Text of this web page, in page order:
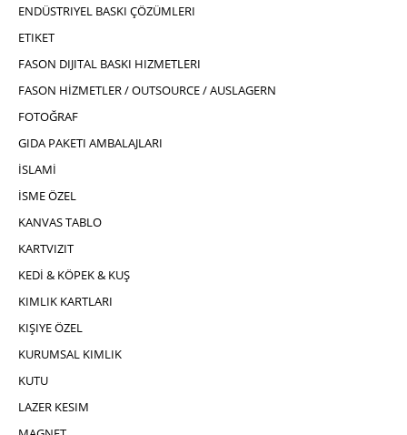
ENDÜSTRIYEL BASKI ÇÖZÜMLERI
ETIKET
FASON DIJITAL BASKI HIZMETLERI
FASON HİZMETLER / OUTSOURCE / AUSLAGERN
FOTOĞRAF
GIDA PAKETI AMBALAJLARI
İSLAMİ
İSME ÖZEL
KANVAS TABLO
KARTVIZIT
KEDİ & KÖPEK & KUŞ
KIMLIK KARTLARI
KIŞIYE ÖZEL
KURUMSAL KIMLIK
KUTU
LAZER KESIM